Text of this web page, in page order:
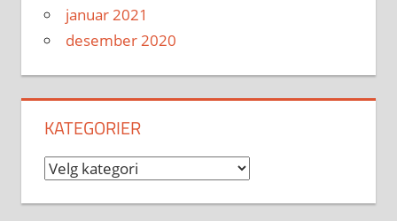
januar 2021
desember 2020
KATEGORIER
Kategorier